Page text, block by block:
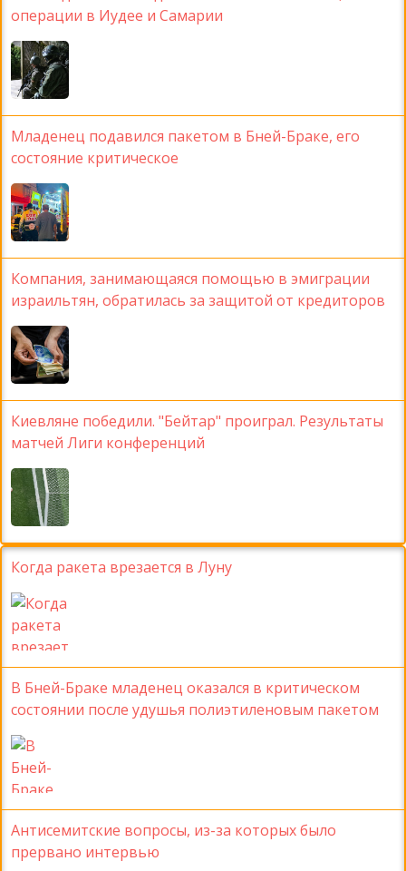
операции в Иудее и Самарии
Младенец подавился пакетом в Бней-Браке, его
состояние критическое
Компания, занимающаяся помощью в эмиграции
израильтян, обратилась за защитой от кредиторов
Киевляне победили. "Бейтар" проиграл. Результаты
матчей Лиги конференций
Когда ракета врезается в Луну
В Бней-Браке младенец оказался в критическом
состоянии после удушья полиэтиленовым пакетом
Антисемитские вопросы, из-за которых было
прервано интервью